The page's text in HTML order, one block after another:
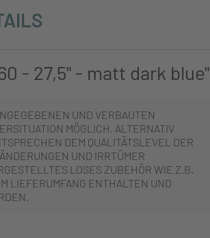
- 27,5" - matt dark blue"
UND VERBAUTEN
MÖGLICH. ALTERNATIV
DEM QUALITÄTSLEVEL DER
UND IRRTÜMER
LOSES ZUBEHÖR WIE Z.B.
LIEFERUMFANG ENTHALTEN UND